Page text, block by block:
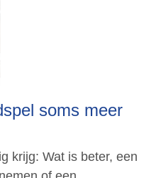
soms meer
krijg: Wat is beter, een